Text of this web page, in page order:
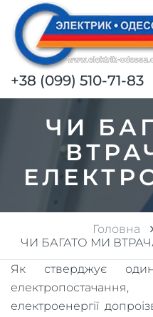
+38 (099) 510-71-83
ЧИ
Головна
ЧИ БАГАТО МИ
Як стверджує один
електроенергії